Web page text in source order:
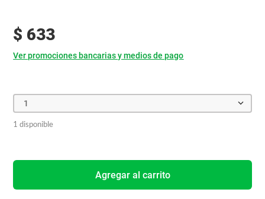
$ 633
Ver promociones bancarias y medios de pago
1
1 disponible
Agregar al carrito